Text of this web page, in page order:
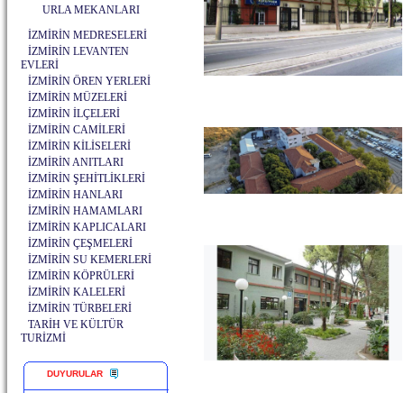
URLA MEKANLARI
İZMİRİN MEDRESELERİ
İZMİRİN LEVANTEN
EVLERİ
İZMİRİN ÖREN YERLERİ
İZMİRİN MÜZELERİ
İZMİRİN İLÇELERİ
İZMİRİN CAMİLERİ
İZMİRİN KİLİSELERİ
İZMİRİN ANITLARI
İZMİRİN ŞEHİTLİKLERİ
İZMİRİN HANLARI
İZMİRİN HAMAMLARI
İZMİRİN KAPLICALARI
İZMİRİN ÇEŞMELERİ
İZMİRİN SU KEMERLERİ
İZMİRİN KÖPRÜLERİ
İZMİRİN KALELERİ
İZMİRİN TÜRBELERİ
TARİH VE KÜLTÜR
TURİZMİ
DUYURULAR